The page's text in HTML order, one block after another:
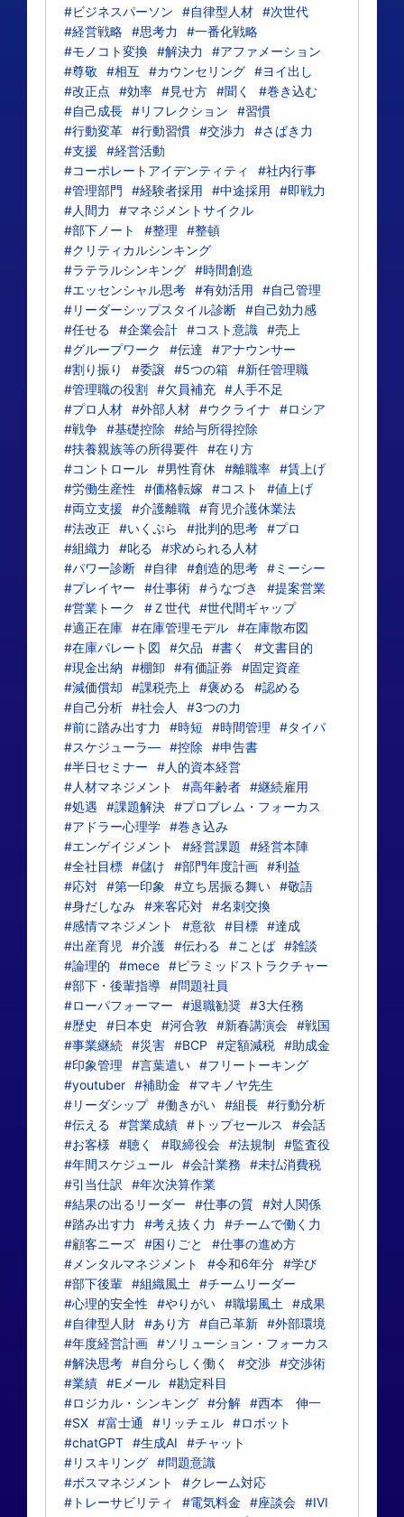
#ビジネスパーソン
#自律型人材 #次世代
#経営戦略 #思考力
#一番化戦略
#モノコト変換 #解決力
#アファメーション
#尊敬
#相互 #カウンセリング #ヨイ出し
#改正点
#効率 #見せ方 #聞く
#巻き込む
#自己成長 #リフレクション
#習慣
#行動変革 #行動習慣 #交渉力
#さばき力
#支援
#経営活動
#コーポレートアイデンティティ
#社内行事
#管理部門
#経験者採用 #中途採用
#即戦力
#人間力
#マネジメントサイクル
#部下ノート
#整理
#整頓
#クリティカルシンキング
#ラテラルシンキング #時間創造
#エッセンシャル思考 #有効活用
#自己管理
#リーダーシップスタイル診断 #自己効力感
#任せる
#企業会計 #コスト意識 #売上
#グループワーク
#伝達
#アナウンサー
#割り振り
#委譲 #5つの箱 #新任管理職
#管理職の役割 #欠員補充 #人手不足
#プロ人材 #外部人材 #ウクライナ
#ロシア
#戦争 #基礎控除
#給与所得控除
#扶養親族等の所得要件 #在り方
#コントロール #男性育休 #離職率 #賃上げ
#労働生産性
#価格転嫁 #コスト
#値上げ
#両立支援
#介護離職 #育児介護休業法
#法改正
#いくぷら #批判的思考 #プロ
#組織力
#叱る
#求められる人材
#パワー診断 #自律 #創造的思考 #ミーシー
#プレイヤー
#仕事術 #うなづき
#提案営業
#営業トーク
#Ｚ世代 #世代間ギャップ
#適正在庫 #在庫管理モデル #在庫散布図
#在庫パレート図
#欠品 #書く
#文書目的
#現金出納
#棚卸 #有価証券
#固定資産
#減価償却
#課税売上 #褒める
#認める
#自己分析 #社会人
#3つの力
#前に踏み出す力
#時短 #時間管理
#タイパ
#スケジューラ― #控除
#申告書
#半日セミナー
#人的資本経営
#人材マネジメント
#高年齢者 #継続雇用
#処遇
#課題解決 #プロブレム・フォーカス
#アドラー心理学 #巻き込み
#エンゲイジメント
#経営課題
#経営本陣
#全社目標 #儲け #部門年度計画 #利益
#応対 #第一印象 #立ち居振る舞い #敬語
#身だしなみ #来客応対 #名刺交換
#感情マネジメント
#意欲 #目標 #達成
#出産育児
#介護 #伝わる #ことば #雑談
#論理的
#mece #ピラミッドストラクチャー
#部下・後輩指導 #問題社員
#ローパフォーマー
#退職勧奨 #3大任務
#歴史
#日本史 #河合敦 #新春講演会 #戦国
#事業継続 #災害 #BCP #定額減税 #助成金
#印象管理
#言葉遣い #フリートーキング
#youtuber #補助金
#マキノヤ先生
#リーダシップ #働きがい #組長 #行動分析
#伝える
#営業成績 #トップセールス
#会話
#お客様
#聴く #取締役会 #法規制
#監査役
#年間スケジュール #会計業務
#未払消費税
#引当仕訳
#年次決算作業
#結果の出るリーダー
#仕事の質 #対人関係
#踏み出す力
#考え抜く力
#チームで働く力
#顧客ニーズ #困りごと
#仕事の進め方
#メンタルマネジメント
#令和6年分 #学び
#部下後輩 #組織風土
#チームリーダー
#心理的安全性
#やりがい #職場風土
#成果
#自律型人財 #あり方 #自己革新 #外部環境
#年度経営計画 #ソリューション・フォーカス
#解決思考 #自分らしく働く #交渉 #交渉術
#業績 #Eメール #勘定科目
#ロジカル・シンキング #分解 #西本 伸一
#SX #富士通 #リッチェル #ロボット
#chatGPT #生成AI
#チャット
#リスキリング #問題意識
#ボスマネジメント
#クレーム対応
#トレーサビリティ
#電気料金 #座談会 #IVI